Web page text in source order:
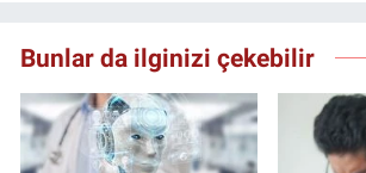
Bunlar da ilginizi çekebilir